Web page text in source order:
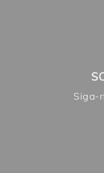
Siga-